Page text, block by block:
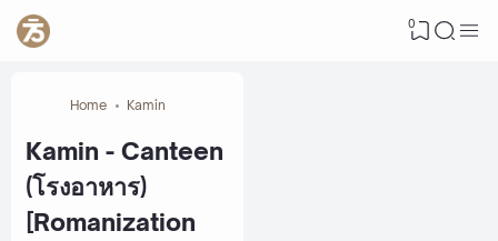
0
Home Kamin
Kamin - Canteen
(โรงอาหาร)
[Romanization